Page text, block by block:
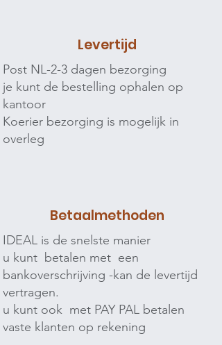
Levertijd
Post NL-2-3 dagen bezorging
je kunt de bestelling ophalen op
kantoor
Koerier bezorging is mogelijk in
overleg
Betaalmethoden
IDEAL is de snelste manier
u kunt betalen met een
bankoverschrijving -kan de levertijd
vertragen.
u kunt ook met PAY PAL betalen
vaste klanten op rekening